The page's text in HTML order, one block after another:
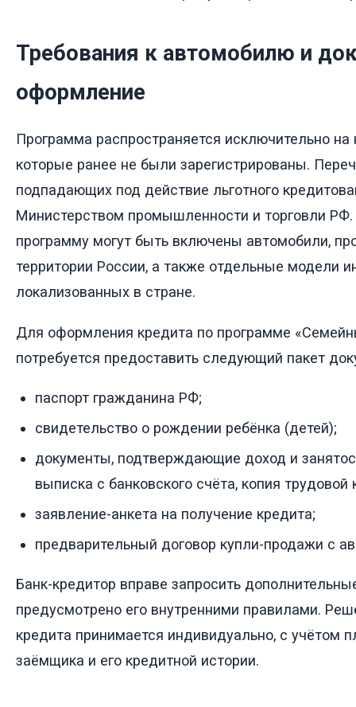
Требования к автомобилю и
оформление
Программа распространяется исключительно
которые ранее не были зарегистрированы.
подпадающих под действие льготного
Министерством промышленности и торговли РФ.
программу могут быть включены автомобили,
территории России, а также отдельные модели
локализованных в стране.
Для оформления кредита по программе
потребуется предоставить следующий пакет
паспорт гражданина РФ;
свидетельство о рождении ребёнка (детей);
документы, подтверждающие доход и
выписка с банковского счёта, копия трудовой
заявление-анкета на получение кредита;
предварительный договор купли-продажи с
Банк-кредитор вправе запросить
предусмотрено его внутренними правилами.
кредита принимается индивидуально, с учётом
заёмщика и его кредитной истории.